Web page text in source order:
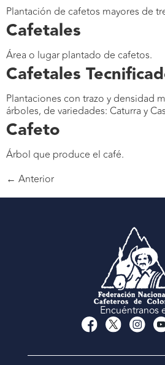
Plantación de cafetos mayores de
Cafetales
Área o lugar plantado de cafetos.
Cafetales
Plantaciones con trazo y densidad
árboles, de variedades: Caturra y
Cafeto
Árbol que produce el café.
← Anterior
Encuéntranos